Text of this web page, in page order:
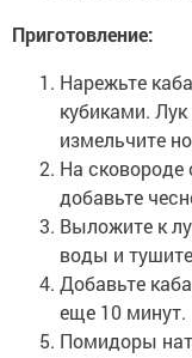
Приготовление:
Нарежьте
кубиками.
измельчите
На сковороде
добавьте
Выложите к
воды и
Добавьте
еще 10 минут.
Помидоры